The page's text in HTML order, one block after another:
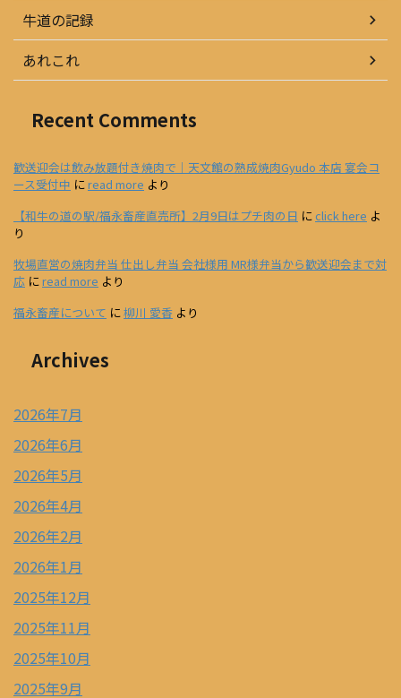
牛道の記録
あれこれ
Recent Comments
歓送迎会は飲み放題付き焼肉で｜天文館の熟成焼肉Gyudo 本店 宴会コ
ース受付中 にread more より
【和牛の道の駅/福永畜産直売所】2月9日はプチ肉の日 にclick here よ
り
牧場直営の焼肉弁当 仕出し弁当 会社様用 MR様弁当から歓送迎会まで対
応 にread more より
福永畜産について に柳川 愛香 より
Archives
2026年7月
2026年6月
2026年5月
2026年4月
2026年2月
2026年1月
2025年12月
2025年11月
2025年10月
2025年9月